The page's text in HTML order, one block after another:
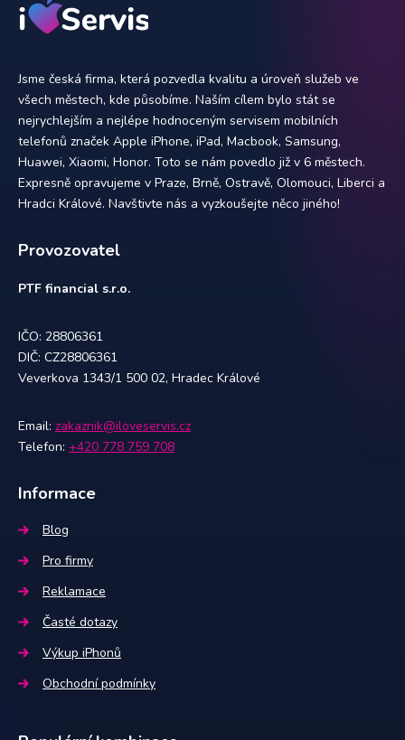
Jsme česká firma, která pozvedla kvalitu a úroveň služeb ve
všech městech, kde působíme. Naším cílem bylo stát se
nejrychlejším a nejlépe hodnoceným servisem mobilních
telefonů značek Apple iPhone, iPad, Macbook, Samsung,
Huawei, Xiaomi, Honor. Toto se nám povedlo již v 6 městech.
Expresně opravujeme v Praze, Brně, Ostravě, Olomouci, Liberci a
Hradci Králové. Navštivte nás a vyzkoušejte něco jiného!
Provozovatel
PTF financial s.r.o.
IČO: 28806361
DIČ: CZ28806361
Veverkova 1343/1 500 02, Hradec Králové
Email: zakaznik@iloveservis.cz
Telefon: +420 778 759 708
Informace
Blog
Pro firmy
Reklamace
Časté dotazy
Výkup iPhonů
Obchodní podmínky